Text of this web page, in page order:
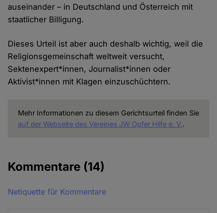
auseinander – in Deutschland und Österreich mit
staatlicher Billigung.
Dieses Urteil ist aber auch deshalb wichtig, weil die
Religionsgemeinschaft weltweit versucht,
Sektenexpert*innen, Journalist*innen oder
Aktivist*innen mit Klagen einzuschüchtern.
Mehr Informationen zu diesem Gerichtsurteil finden Sie
auf der Webseite des Vereines JW Opfer Hilfe e. V..
Kommentare (14)
Netiquette für Kommentare